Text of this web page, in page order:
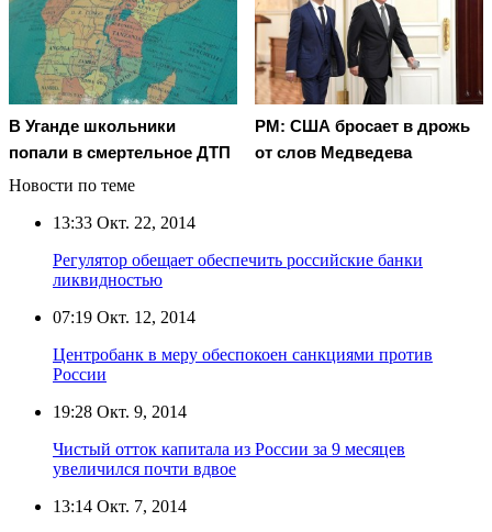
В Уганде школьники
попали в смертельное ДТП
PM: США бросает в дрожь
от слов Медведева
Новости по теме
13:33 Окт. 22, 2014
Регулятор обещает обеспечить российские банки
ликвидностью
07:19 Окт. 12, 2014
Центробанк в меру обеспокоен санкциями против
России
19:28 Окт. 9, 2014
Чистый отток капитала из России за 9 месяцев
увеличился почти вдвое
13:14 Окт. 7, 2014